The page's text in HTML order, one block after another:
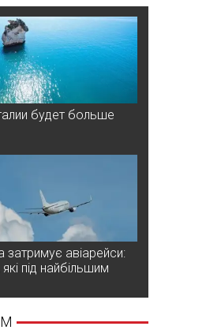
будет больше
затримує авіарейси:
під найбільшим